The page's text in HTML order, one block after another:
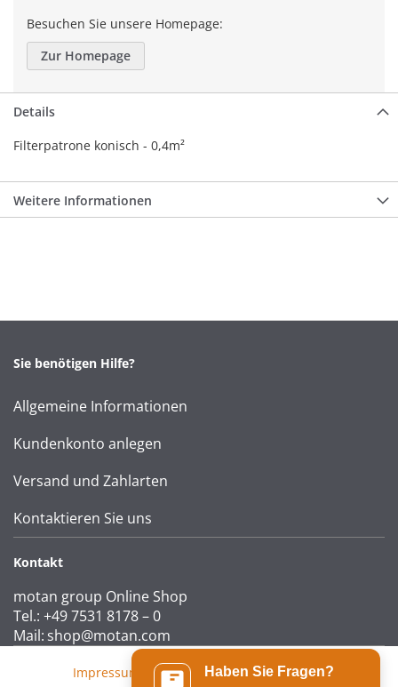
Haben Sie Fragen?
Besuchen Sie unsere Homepage:
Zur Homepage
Details
Filterpatrone konisch - 0,4m²
Weitere Informationen
Sie benötigen Hilfe?
Allgemeine Informationen
Kundenkonto anlegen
Versand und Zahlarten
Kontaktieren Sie uns
Kontakt
motan group Online Shop
Tel.: +49 7531 8178 – 0
Mail: shop@motan.com
Impressum |AGB| Datenschutzerklärung